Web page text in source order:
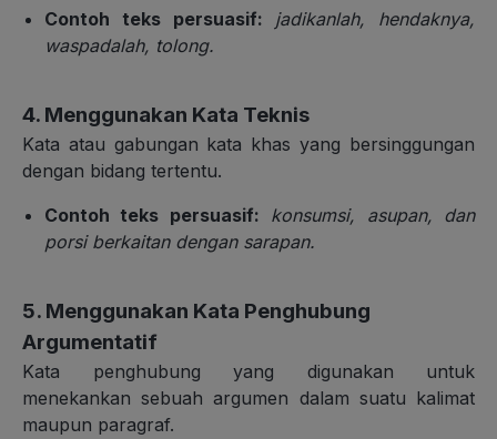
Contoh teks persuasif: jadikanlah, hendaknya,
waspadalah, tolong.
4. Menggunakan Kata Teknis
Kata atau gabungan kata khas yang bersinggungan
dengan bidang tertentu.
Contoh teks persuasif: konsumsi, asupan, dan
porsi berkaitan dengan sarapan.
5. Menggunakan Kata Penghubung
Argumentatif
Kata penghubung yang digunakan untuk
menekankan sebuah argumen dalam suatu kalimat
maupun paragraf.